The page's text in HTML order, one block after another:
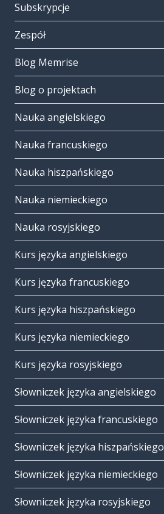
Subskrypcje
Zespół
Blog Memrise
Blog o projektach
Nauka angielskiego
Nauka francuskiego
Nauka hiszpańskiego
Nauka niemieckiego
Nauka rosyjskiego
Kurs języka angielskiego
Kurs języka francuskiego
Kurs języka hiszpańskiego
Kurs języka niemieckiego
Kurs języka rosyjskiego
Słowniczek języka angielskiego
Słowniczek języka francuskiego
Słowniczek języka hiszpańskiego
Słowniczek języka niemieckiego
Słowniczek języka rosyjskiego